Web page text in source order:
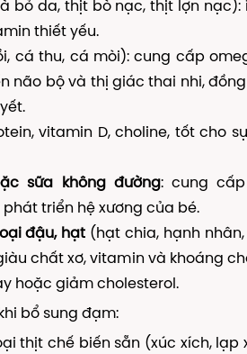
bỏ da, thịt bò nạc, thịt lợn nạc):
thiết yếu.
cá thu, cá mòi): cung cấp
não bộ và thị giác thai nhi,
vitamin D, choline, tốt cho
sữa không đường: cung cấp
triển hệ xương của bé.
đậu, hạt (hạt chia, hạnh
chất xơ, vitamin và khoáng
hoặc giảm cholesterol.
bổ sung đạm:
thịt chế biến sẵn (xúc xích, lạp